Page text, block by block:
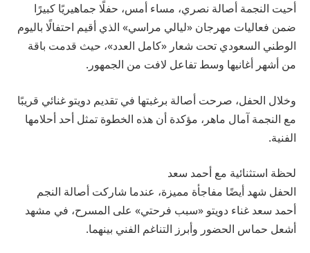
أحيت النجمة أصالة نصري، مساء أمس، حفلًا جماهيريًا كبيرًا
ضمن فعاليات مهرجان «ليالي مراسي» الذي أقيم احتفالًا باليوم
الوطني السعودي تحت شعار «كامل العدد»، حيث قدمت باقة
من أشهر أغانيها وسط تفاعل لافت من الجمهور.
وخلال الحفل، صرحت أصالة برغبتها في تقديم دويتو غنائي قريبًا
مع النجمة آمال ماهر، مؤكدة أن هذه الخطوة تمثل أحد أحلامها
الفنية.
لحظة استثنائية مع أحمد سعد
الحفل شهد أيضًا مفاجأة مميزة، عندما شاركت أصالة النجم
أحمد سعد غناء دويتو «سبب فرحتي» على المسرح، في مشهد
أشعل حماس الحضور وأبرز التناغم الفني بينهما.